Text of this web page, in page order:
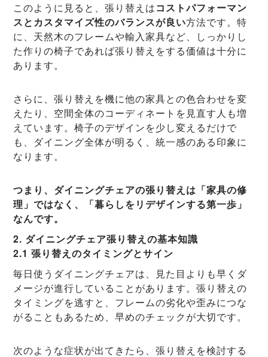
このように見ると、張り替えはコストパフォーマン
スとカスタマイズ性のバランスが良い方法です。特
に、天然木のフレームや輸入家具など、しっかりし
た作りの椅子であれば張り替えをする価値は十分に
あります。
さらに、張り替えを機に他の家具との色合わせを変
えたり、空間全体のコーディネートを見直す人も増
えています。椅子のデザインを少し変えるだけで
も、ダイニング全体が明るく、統一感のある印象に
なります。
つまり、ダイニングチェアの張り替えは「家具の修
理」ではなく、「暮らしをリデザインする第一歩」
なんです。
2. ダイニングチェア張り替えの基本知識
2.1 張り替えのタイミングとサイン
毎日使うダイニングチェアは、見た目よりも早くダ
メージが進行していることがあります。張り替えの
タイミングを逃すと、フレームの劣化や歪みにつな
がることもあるため、早めのチェックが大切です。
次のような症状が出てきたら、張り替えを検討する